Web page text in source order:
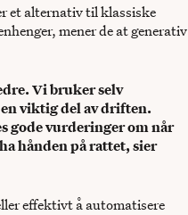
et alternativ til klassiske
mener de at generativ
Vi bruker selv
viktig del av driften.
gode vurderinger om når
hånden på rattet, sier
effektivt å automatisere